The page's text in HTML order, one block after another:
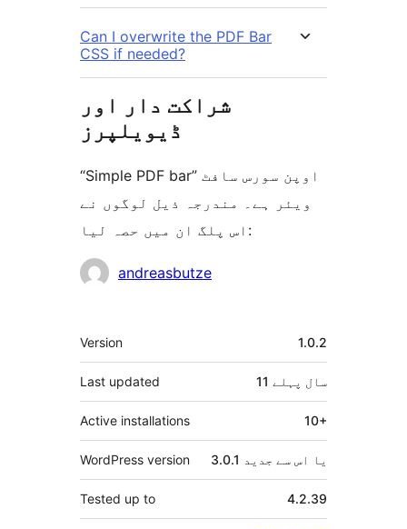
Can I overwrite the PDF Bar
CSS if needed?
شراکت دار اور
ڈیویلپرز
“Simple PDF bar” اوپن سورس سافٹ
ویئر ہے۔ مندرجہ ذیل لوگوں نے
اس پلگ ان میں حصہ لیا:
شراکتandreasbutze
میٹا
Version 1.0.2
Last updated 11 سال پہلے
Active installations 10+
WordPress version 3.0.1 یا اس سے جدید
Tested up to 4.2.39